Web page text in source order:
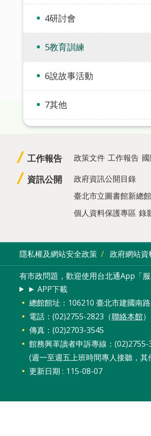
4研討會
5教育訓練
6說故事活動
7其他
工作報告 政策文件 工作報告
資訊公開
政府資訊公開目錄
臺北市立圖書館新總
個人資料保護專區 錄
隱私權及網站安全政策 政府網站
有市政問題，歡迎使用台北通App「
► APP下載
總館館址：106210 臺北市建國南
電話：(02)2755-2823（聯絡本館）
傳真：(02)2703-3545
館務興革讀者申訴專線：(02)2755-
(週一至週五上班時間專人接聽，其
更新日期
115-08-07